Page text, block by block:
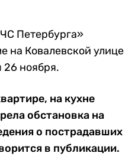
Петербурга»
на Ковалевской улице
26 ноября.
на кухне
обстановка на
о пострадавших
в публикации.